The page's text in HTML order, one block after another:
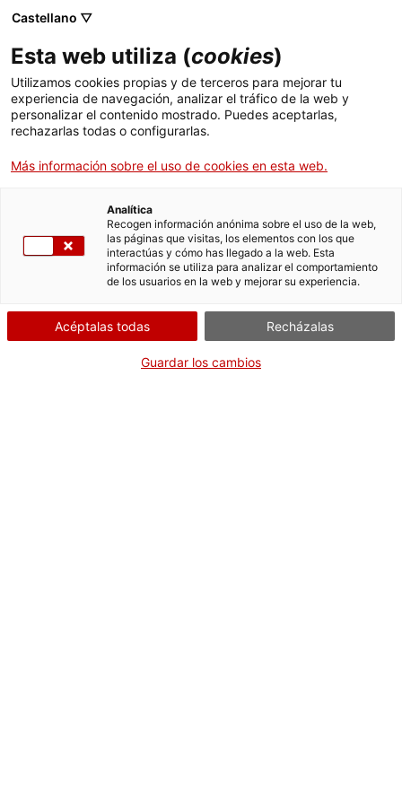
Menú
Buscador
Servicios de Internacionalización
Servicios de Innovación Servicios para Startups
ACCIÓ - Agencia para el crecimiento de las empresas
ACCIÓ - Agencia para el crecimiento de las empresas
Inicio
Ayudas y servicios
Países
Actividades
Contacto
Ayudas a proyectos de
investigación en materia de
asuntos religiosos (RELIG)
¿Qué necesitas hacer?
vinculadas al trámite. Selecciona la que se
corresponda con tu caso y podrás acceder a
toda la información y condiciones de
Castellano ▽
Esta web utiliza (cookies)
Utilizamos cookies propias y de terceros para mejorar tu
experiencia de navegación, analizar el tráfico de la web y
personalizar el contenido mostrado. Puedes aceptarlas,
rechazarlas todas o configurarlas.
Más información sobre el uso de cookies en esta web.
Analítica
Recogen información anónima sobre el uso de la web,
las páginas que visitas, los elementos con los que
interactúas y cómo has llegado a la web. Esta
información se utiliza para analizar el comportamiento
de los usuarios en la web y mejorar su experiencia.
Acéptalas todas Recházalas
Guardar los cambios